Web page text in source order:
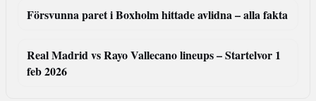
Försvunna paret i Boxholm hittade avlidna – alla fakta
Real Madrid vs Rayo Vallecano lineups – Startelvor 1
feb 2026